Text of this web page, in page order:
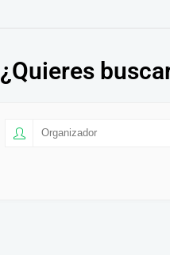
¿Quieres
Organizador